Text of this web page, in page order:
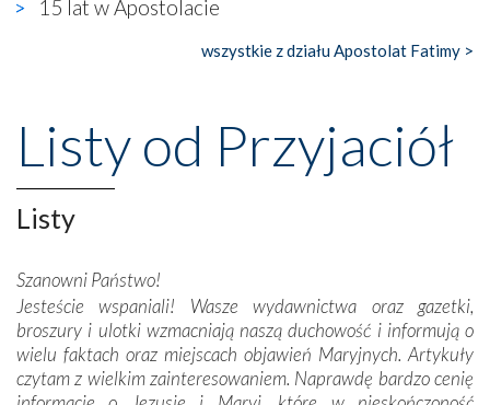
gdzie w miejscu dawnego kościoła działa dzisiaj…
przeniosły nas do czasów, gdy świątynie bez wątpienia
wznoszono na chwałę Bożą, na przykład – w podzięce za
Opatrznościową pomoc w wygranej bitwie o
niepodległość kraju. Zachwyt budziła potężna, a zarazem
misterna architektura tych monumentalnych dzieł,
połączenie talentów z wytrwałością i pracowitością
budowniczych.
Podążyliśmy też śladami fatimskich wizjonerów – Łucji
dos Santos oraz świętych Hiacynty i Franciszka Marto.
15 lat w Apostolacie
wszystkie z działu Apostolat Fatimy >
Listy od Przyjaciół
Listy
Szanowni Państwo!
Jesteście wspaniali! Wasze wydawnictwa oraz gazetki,
broszury i ulotki wzmacniają naszą duchowość i informują o
wielu faktach oraz miejscach objawień Maryjnych. Artykuły
czytam z wielkim zainteresowaniem. Naprawdę bardzo cenię